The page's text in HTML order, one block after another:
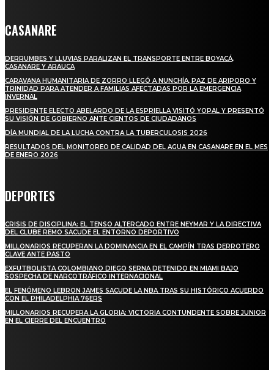
CASANARE
DERRUMBES Y LLUVIAS PARALIZAN EL TRANSPORTE ENTRE BOYACÁ,
CASANARE Y ARAUCA
CARAVANA HUMANITARIA DE ZORRO LLEGÓ A NUNCHÍA, PAZ DE ARIPORO Y
TRINIDAD PARA ATENDER A FAMILIAS AFECTADAS POR LA EMERGENCIA
INVERNAL
PRESIDENTE ELECTO ABELARDO DE LA ESPRIELLA VISITÓ YOPAL Y PRESENTÓ
SU VISIÓN DE GOBIERNO ANTE CIENTOS DE CIUDADANOS
DÍA MUNDIAL DE LA LUCHA CONTRA LA TUBERCULOSIS 2026
RESULTADOS DEL MONITOREO DE CALIDAD DEL AGUA EN CASANARE EN EL MES
DE ENERO 2026
DEPORTES
CRISIS DE DISCIPLINA: EL TENSO ALTERCADO ENTRE NEYMAR Y LA DIRECTIVA
DEL CLUBE REMO SACUDE EL ENTORNO DEPORTIVO
MILLONARIOS RECUPERAN LA DOMINANCIA EN EL CAMPÍN TRAS DERROTERO
CLAVE ANTE PASTO
EXFUTBOLISTA COLOMBIANO DIEGO SERNA DETENIDO EN MIAMI BAJO
SOSPECHA DE NARCOTRÁFICO INTERNACIONAL
EL FENÓMENO LEBRON JAMES SACUDE LA NBA TRAS SU HISTÓRICO ACUERDO
CON EL PHILADELPHIA 76ERS
MILLONARIOS RECUPERA LA GLORIA: VICTORIA CONTUNDENTE SOBRE JUNIOR
EN EL CIERRE DEL ENCUENTRO